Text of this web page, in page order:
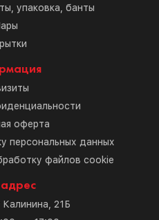
упаковка, банты
оферта
персональных данных
файлов cookie
Калинина, 21Б